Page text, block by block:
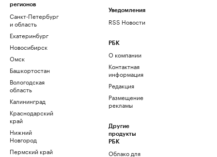
регионов
Санкт-Петербург
и область
Екатеринбург
Новосибирск
Омск
Башкортостан
Вологодская
область
Калининград
Краснодарский
край
Нижний
Новгород
Пермский край
Уведомления
RSS Новости
РБК
О компании
Контактная
информация
Редакция
Размещение
рекламы
Другие
продукты
РБК
Облако для